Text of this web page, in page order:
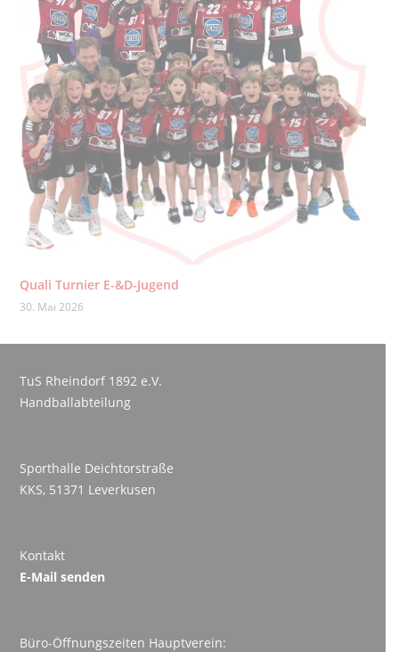
Quali Turnier E-&D-Jugend
30. Mai 2026
TuS Rheindorf 1892 e.V.
Handballabteilung
Sporthalle Deichtorstraße
KKS, 51371 Leverkusen
Kontakt
E-Mail senden
Büro-Öffnungszeiten Hauptverein: